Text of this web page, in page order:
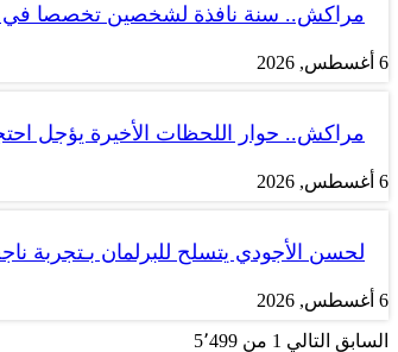
مراكش.. سنة نافذة لشخصين تخصصا في
6 أغسطس, 2026
مراكش.. حوار اللحظات الأخيرة يؤجل
6 أغسطس, 2026
لحسن الأجودي يتسلح للبرلمان
6 أغسطس, 2026
السابق التالي 1 من 5٬499